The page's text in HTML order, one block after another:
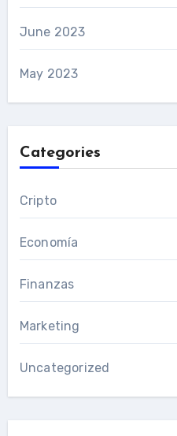
June 2023
May 2023
Categories
Cripto
Economía
Finanzas
Marketing
Uncategorized